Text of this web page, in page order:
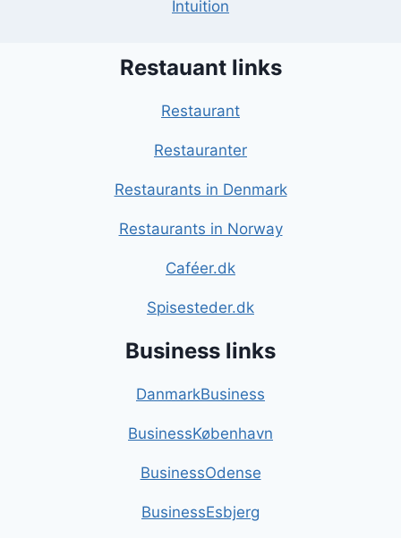
Intuition
Restauant links
Restaurant
Restauranter
Restaurants in Denmark
Restaurants in Norway
Caféer.dk
Spisesteder.dk
Business links
DanmarkBusiness
BusinessKøbenhavn
BusinessOdense
BusinessEsbjerg